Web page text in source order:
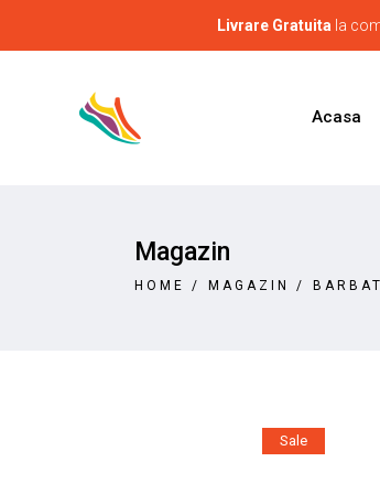
Livrare Gratuita la
Acasa
Magazin
HOME / MAGAZIN /
Sale